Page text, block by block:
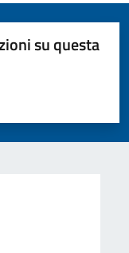
su questa